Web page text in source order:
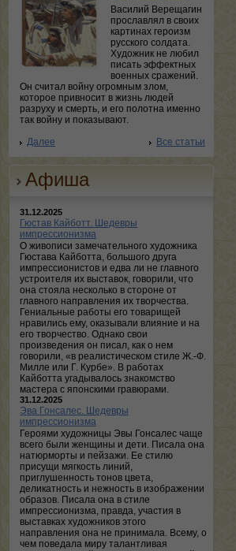
Василий Верещагин
прославлял в своих
картинах героизм
русского солдата.
Художник не любил
писать эффектных
военных сражений.
Он считал войну огромным злом,
которое привносит в жизнь людей
разруху и смерть, и его полотна именно
так войну и показывают.
Далее
Все статьи
Афиша
31.12.2025
Гюстав Кайботт. Шедевры
импрессионизма
О живописи замечательного художника
Гюстава Кайботта, большого друга
импрессионистов и едва ли не главного
устроителя их выставок, говорили, что
она стояла несколько в стороне от
главного направления их творчества.
Гениальные работы его товарищей
нравились ему, оказывали влияние и на
его творчество. Однако свои
произведения он писал, как о нем
говорили, «в реалистическом стиле Ж.-Ф.
Милле или Г. Курбе». В работах
Кайботта угадывалось знакомство
мастера с японскими гравюрами.
31.12.2025
Эва Гонсалес. Шедевры
импрессионизма
Героями художницы Эвы Гонсалес чаще
всего были женщины и дети. Писала она
натюрморты и пейзажи. Ее стилю
присущи мягкость линий,
приглушенность тонов цвета,
деликатность и нежность в изображении
образов. Писала она в стиле
импрессионизма, правда, участия в
выставках художников этого
направления она не принимала. Всему, о
чем поведала миру талантливая